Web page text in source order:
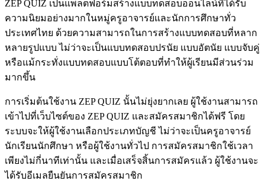
ZEP QUIZ เป็นแพลตฟอร์มสร้างแบบทดสอบออนไลน์ที่ได้รับ
ความนิยมอย่างมากในหมู่ครูอาจารย์และนักการศึกษาทั่ว
ประเทศไทย ด้วยความสามารถในการสร้างแบบทดสอบที่หลาก
หลายรูปแบบ ไม่ว่าจะเป็นแบบทดสอบปรนัย แบบอัตนัย แบบจับคู่
หรือแม้กระทั่งแบบทดสอบแบบโต้ตอบที่ทำให้ผู้เรียนมีส่วนร่วม
มากขึ้น
การเริ่มต้นใช้งาน ZEP QUIZ นั้นไม่ยุ่งยากเลย ผู้ใช้งานสามารถ
เข้าไปที่เว็บไซต์ของ ZEP QUIZ และสมัครสมาชิกได้ฟรี โดย
ระบบจะให้ผู้ใช้งานเลือกประเภทบัญชี ไม่ว่าจะเป็นครูอาจารย์
นักเรียนนักศึกษา หรือผู้ใช้งานทั่วไป การสมัครสมาชิกใช้เวลา
เพียงไม่กี่นาทีเท่านั้น และเมื่อเสร็จสิ้นการสมัครแล้ว ผู้ใช้งานจะ
ได้รับอีเมลยืนยันการสมัครสมาชิก